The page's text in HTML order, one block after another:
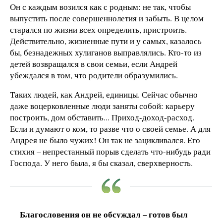
Он с каждым возился как с родным: не так, чтобы
выпустить после совершеннолетия и забыть. В целом
старался по жизни всех определить, пристроить.
Действительно, жизненные пути и у самых, казалось
бы, безнадежных хулиганов выправлялись. Кто-то из
детей возвращался в свои семьи, если Андрей
убеждался в том, что родители образумились.
Таких людей, как Андрей, единицы. Сейчас обычно
даже воцерковленные люди заняты собой: карьеру
построить, дом обставить... Приход-доход-расход.
Если и думают о ком, то разве что о своей семье. А для
Андрея не было чужих! Он так не зацикливался. Его
стихия – непрестанный порыв сделать что-нибудь ради
Господа. У него была, я бы сказал, сверхверность.
Благословения он не обсуждал – готов был